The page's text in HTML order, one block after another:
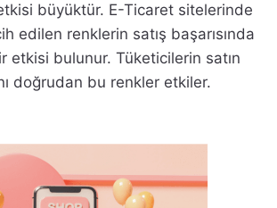
büyüktür. E-Ticaret sitelerinde
edilen renklerin satış başarısında
etkisi bulunur. Tüketicilerin satın
doğrudan bu renkler etkiler.